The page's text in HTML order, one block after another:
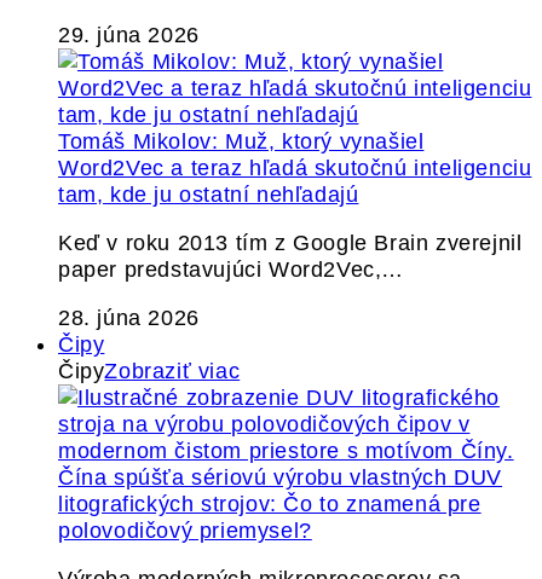
29. júna 2026
Tomáš Mikolov: Muž, ktorý vynašiel
Word2Vec a teraz hľadá skutočnú inteligenciu
tam, kde ju ostatní nehľadajú
Keď v roku 2013 tím z Google Brain zverejnil
paper predstavujúci Word2Vec,…
28. júna 2026
Čipy
ČipyZobraziť viac
Čína spúšťa sériovú výrobu vlastných DUV
litografických strojov: Čo to znamená pre
polovodičový priemysel?